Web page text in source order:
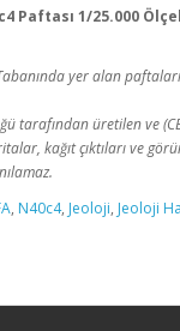
Paftası 1/25.000
yer alan
tarafından üretilen ve
kağıt çıktıları ve
, N40c4, Jeoloji, Jeoloji